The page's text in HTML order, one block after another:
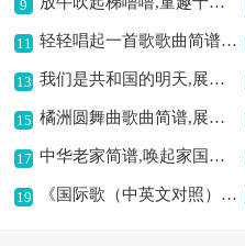
9
11 轻轻唱起一首歌歌曲简谱,传递温暖与柔情
13 我们是共和国的明天,展现未来希望之歌
15 橘洲圆舞曲歌曲简谱,展现橘洲之风情
17 中华老家简谱,唤起家国情怀
19 《国际歌（中英文对照）》歌曲简谱,激昂旋律鼓舞人心